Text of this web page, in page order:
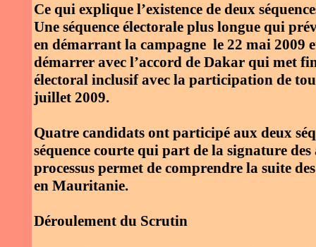
Ce qui explique l’existence de deux
Une séquence électorale plus longue qui
en démarrant la campagne le 22 mai 2009
démarrer avec l’accord de Dakar qui met
électoral inclusif avec la participation de
juillet 2009.
Quatre candidats ont participé aux deux
séquence courte qui part de la signature des
processus permet de comprendre la suite
en Mauritanie.
Déroulement du Scrutin